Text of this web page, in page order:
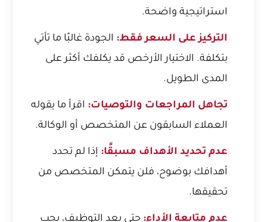
استراتيجية واضحة.
التركيز على السعر فقط: الجودة غالبًا ما تأتي
بتكلفة. الاختيار الأرخص قد يكلفك أكثر على
المدى الطويل.
تجاهل المراجعات والتوصيات: اقرأ ما يقوله
العملاء السابقون عن المتخصص أو الوكالة.
عدم تحديد الأهداف مسبقًا: إذا لم تحدد
أهدافك بوضوح، فلن يتمكن المتخصص من
تحقيقها.
عدم متابعة الأداء: حتى بعد التوظيف، يجب